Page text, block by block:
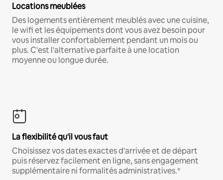
Locations meublées
Des logements entièrement meublés avec une cuisine,
le wifi et les équipements dont vous avez besoin pour
vous installer confortablement pendant un mois ou
plus. C'est l'alternative parfaite à une location
moyenne ou longue durée.
La flexibilité qu'il vous faut
Choisissez vos dates exactes d'arrivée et de départ
puis réservez facilement en ligne, sans engagement
supplémentaire ni formalités administratives.*